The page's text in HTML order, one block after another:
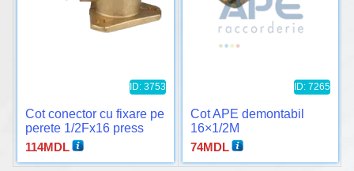
ID: 3753
Cot conector cu fixare pe
perete 1/2Fx16 press
APE
114MDL
ID: 7265
Cot APE demontabil
16×1/2M
74MDL